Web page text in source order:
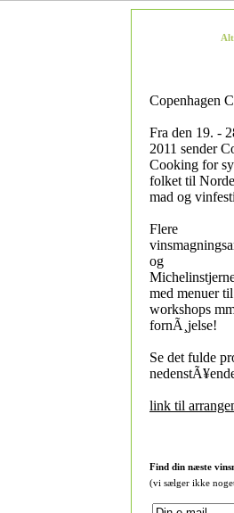
Copenhagen
Fra den 19. -
2011 sender
Cooking for
folket til
mad og
Flere
og
med menuer
workshops
fornÃ¸jelse!
Se det fulde
link til
Find din næste
(vi sælger ikke